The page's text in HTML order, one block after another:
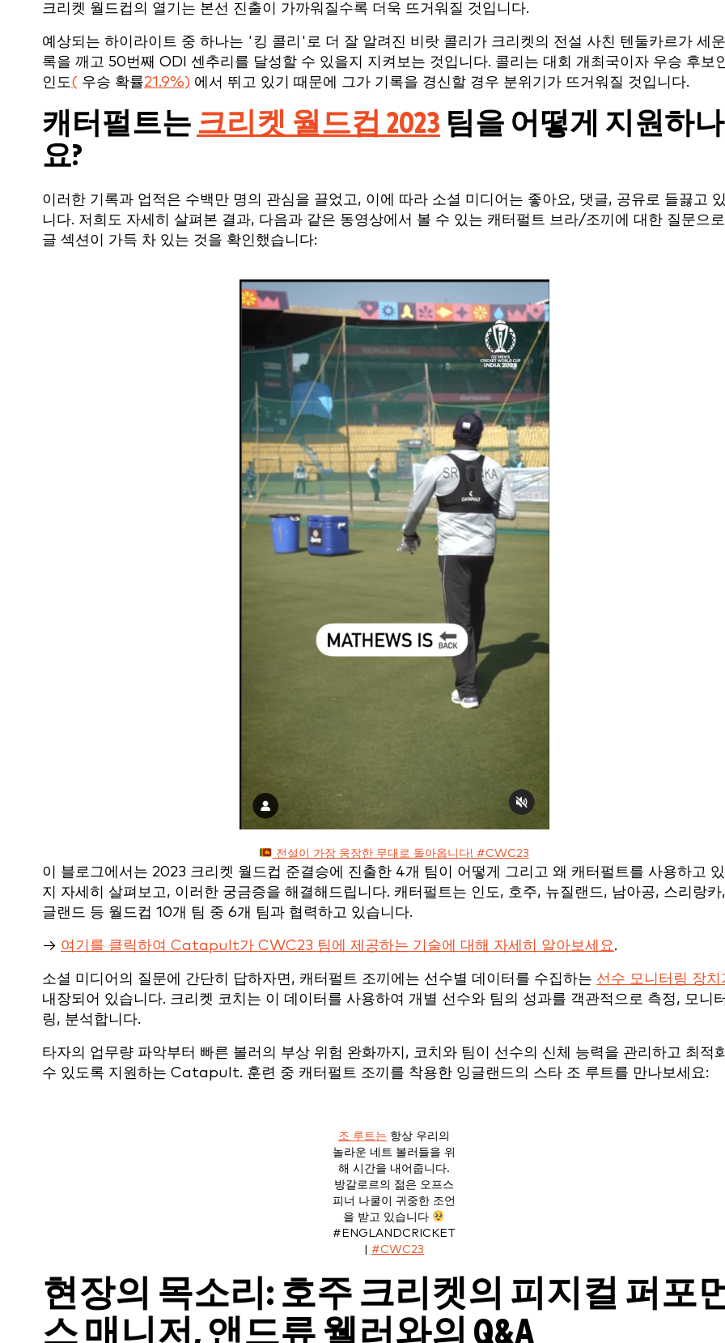
크리켓 월드컵의 열기는 본선 진출이 가까워질수록 더욱 뜨거워질 것입니다.
예상되는 하이라이트 중 하나는 '킹 콜리'로 더 잘 알려진 비랏 콜리가 크리켓의 전설 사친 텐둘카르가 세운
록을 깨고 50번째 ODI 센추리를 달성할 수 있을지 지켜보는 것입니다. 콜리는 대회 개최국이자 우승 후보
인도( 우승 확률21.9%) 에서 뛰고 있기 때문에 그가 기록을 경신할 경우 분위기가 뜨거워질 것입니다.
캐터펄트는 크리켓 월드컵 2023 팀을 어떻게 지원하나
요?
이러한 기록과 업적은 수백만 명의 관심을 끌었고, 이에 따라 소셜 미디어는 좋아요, 댓글, 공유로 들끓고
니다. 저희도 자세히 살펴본 결과, 다음과 같은 동영상에서 볼 수 있는 캐터펄트 브라/조끼에 대한 질문으
글 섹션이 가득 차 있는 것을 확인했습니다:
전설이 가장 웅장한 무대로 돌아옵니다! #CWC23
이 블로그에서는 2023 크리켓 월드컵 준결승에 진출한 4개 팀이 어떻게 그리고 왜 캐터펄트를 사용하고
지 자세히 살펴보고, 이러한 궁금증을 해결해드립니다. 캐터펄트는 인도, 호주, 뉴질랜드, 남아공, 스리랑카
글랜드 등 월드컵 10개 팀 중 6개 팀과 협력하고 있습니다.
→ 여기를 클릭하여 Catapult가 CWC23 팀에 제공하는 기술에 대해 자세히 알아보세요.
소셜 미디어의 질문에 간단히 답하자면, 캐터펄트 조끼에는 선수별 데이터를 수집하는 선수 모니터링 장치
내장되어 있습니다. 크리켓 코치는 이 데이터를 사용하여 개별 선수와 팀의 성과를 객관적으로 측정, 모니터
링, 분석합니다.
타자의 업무량 파악부터 빠른 볼러의 부상 위험 완화까지, 코치와 팀이 선수의 신체 능력을 관리하고 최적
수 있도록 지원하는 Catapult. 훈련 중 캐터펄트 조끼를 착용한 잉글랜드의 스타 조 루트를 만나보세요:
조 루트는 항상 우리의
놀라운 네트 볼러들을 위
해 시간을 내어줍니다.
방갈로르의 젊은 오프스
피너 나쿨이 귀중한 조언
을 받고 있습니다
#ENGLANDCRICKET
#CWC23
현장의 목소리: 호주 크리켓의 피지컬 퍼포
스 매니저, 앤드류 웰러와의 Q&A